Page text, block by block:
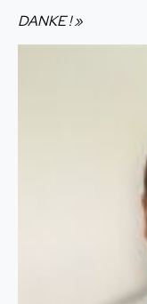
DANKE ! »